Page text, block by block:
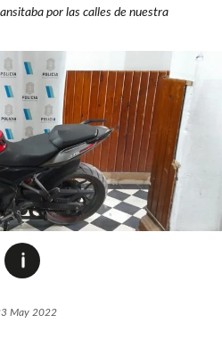
por las calles de nuestra
May 2022